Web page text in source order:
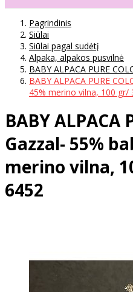
Pagrindinis
Siūlai
Siūlai pagal sudėtį
Alpaka, alpakos pusvilnė
BABY ALPACA PURE
BABY ALPACA PURE
45% merino vilna, 100 gr/
BABY ALPACA
Gazzal- 55%
merino vilna,
6452